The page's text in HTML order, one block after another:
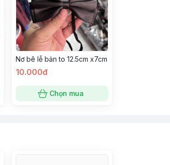
Nơ bê lễ bản to 12.5cm x7cm
10.000đ
Chọn mua